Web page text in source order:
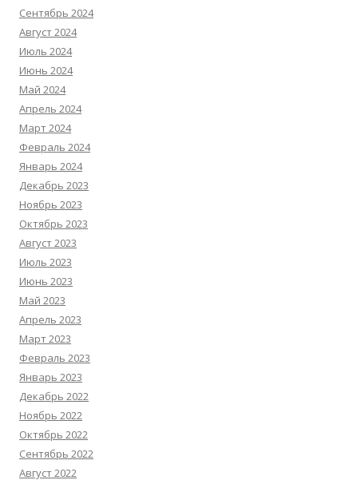
Сентябрь 2024
Август 2024
Июль 2024
Июнь 2024
Май 2024
Апрель 2024
Март 2024
Февраль 2024
Январь 2024
Декабрь 2023
Ноябрь 2023
Октябрь 2023
Август 2023
Июль 2023
Июнь 2023
Май 2023
Апрель 2023
Март 2023
Февраль 2023
Январь 2023
Декабрь 2022
Ноябрь 2022
Октябрь 2022
Сентябрь 2022
Август 2022